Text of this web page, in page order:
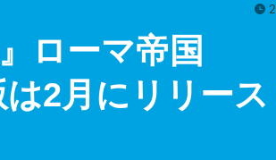
ローマ帝国
2月にリリース